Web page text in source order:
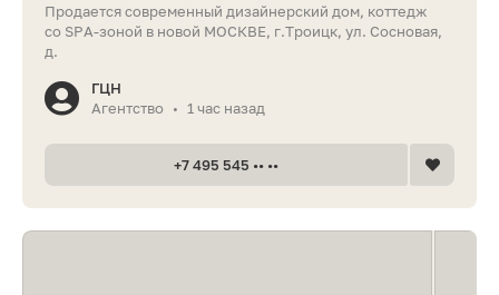
Продается современный дизайнерский дом, коттедж
со SPA-зоной в новой МОСКВЕ, г.Троицк, ул. Сосновая,
д.
ГЦН
Агентство
• 1 час назад
+7 495 545 •• ••